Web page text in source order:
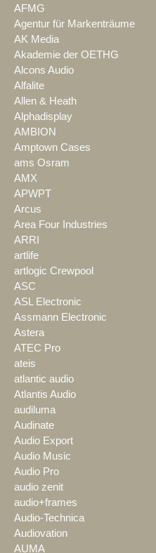
AFMG
Agentur für Markenträume
AK Media
Akademie der OETHG
Alcons Audio
Alfalite
Allen & Heath
Alphadisplay
AMBION
Amptown Cases
ams Osram
AMX
APWPT
Arcus
Area Four Industries
ARRI
artlife
artlogic Crewpool
ASC
ASL Electronic
Assmann Electronic
Astera
ATEC Pro
ateis
atlantic audio
Atlantis Audio
audiluma
Audinate
Audio Export
Audio Music
Audio Pro
audio zenit
audio+frames
Audio-Technica
Audiovation
AUMA